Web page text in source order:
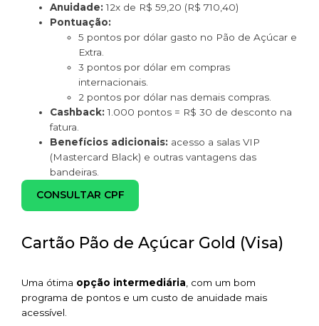
Anuidade: 12x de R$ 59,20 (R$ 710,40)
Pontuação:
5 pontos por dólar gasto no Pão de Açúcar e
Extra.
3 pontos por dólar em compras
internacionais.
2 pontos por dólar nas demais compras.
Cashback:1.000 pontos = R$ 30 de desconto na
fatura.
Benefícios adicionais: acesso a salas VIP
(Mastercard Black) e outras vantagens das
bandeiras.
CONSULTAR CPF
Cartão Pão de Açúcar Gold (Visa)
Uma ótima opção intermediária , com um bom
programa de pontos e um custo de anuidade mais
acessível.